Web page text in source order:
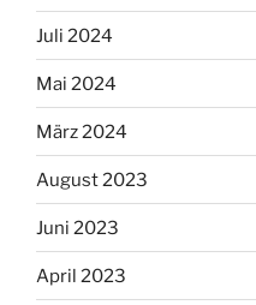
Juli 2024
Mai 2024
März 2024
August 2023
Juni 2023
April 2023